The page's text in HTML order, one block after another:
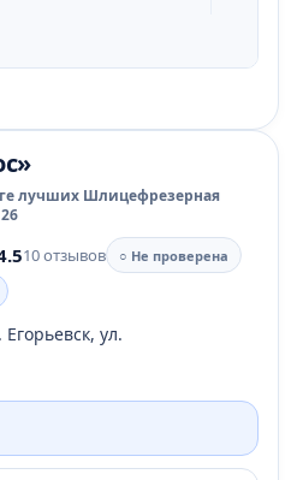
лучших Шлицефрезерная
10 отзывов
○ Не проверена
ул.